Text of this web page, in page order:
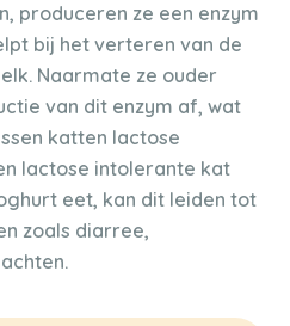
produceren ze een enzym
bij het verteren van de
Naarmate ze ouder
van dit enzym af, wat
katten lactose
lactose intolerante kat
eet, kan dit leiden tot
zoals diarree,